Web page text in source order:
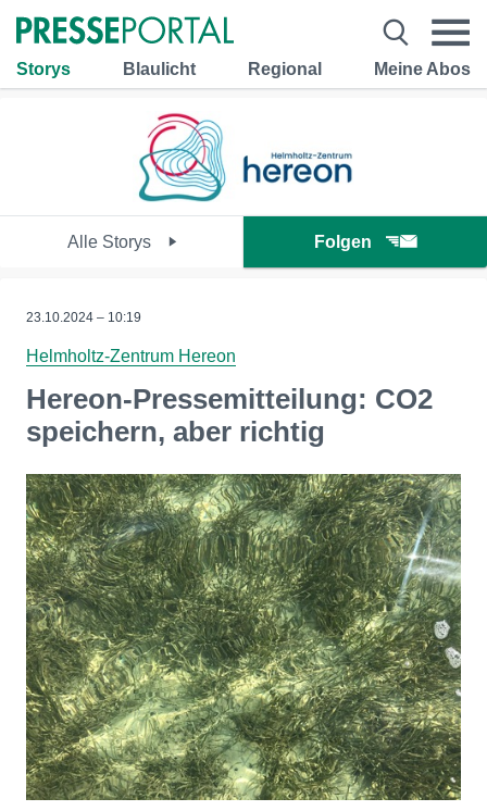
Storys Blaulicht Regional Meine Abos
Alle Storys Folgen
23.10.2024 – 10:19
Helmholtz-Zentrum Hereon
Hereon-Pressemitteilung: CO2
speichern, aber richtig